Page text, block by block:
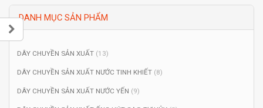
DANH MỤC SẢN PHẨM
DÂY CHUYỀN SẢN XUẤT (13)
DÂY CHUYỀN SẢN XUẤT NƯỚC TINH KHIẾT (8)
DÂY CHUYỀN SẢN XUẤT NƯỚC YẾN (9)